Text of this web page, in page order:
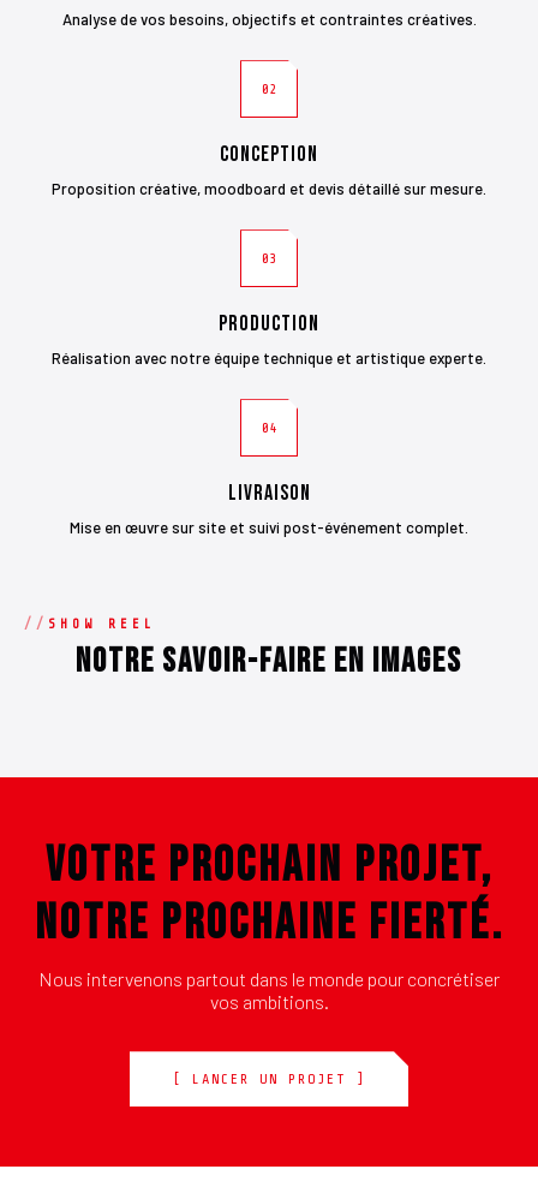
Analyse de vos besoins, objectifs et contraintes créatives.
02
Conception
Proposition créative, moodboard et devis détaillé sur mesure.
03
Production
Réalisation avec notre équipe technique et artistique experte.
04
Livraison
Mise en œuvre sur site et suivi post-événement complet.
SHOW REEL
Notre savoir-faire en images
VOTRE PROCHAIN PROJET,
NOTRE PROCHAINE FIERTÉ.
Nous intervenons partout dans le monde pour concrétiser
vos ambitions.
[ LANCER UN PROJET ]